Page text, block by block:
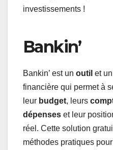
investissements !
Bankin’
Bankin’ est un outil et un
financière qui permet à
leur budget, leurs
dépenses et leur
réel. Cette solution
méthodes pratiques